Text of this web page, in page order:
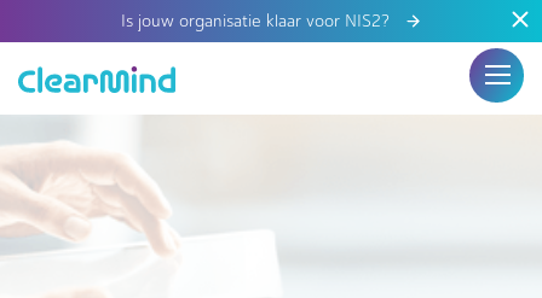
Is jouw organisatie klaar voor NIS2?